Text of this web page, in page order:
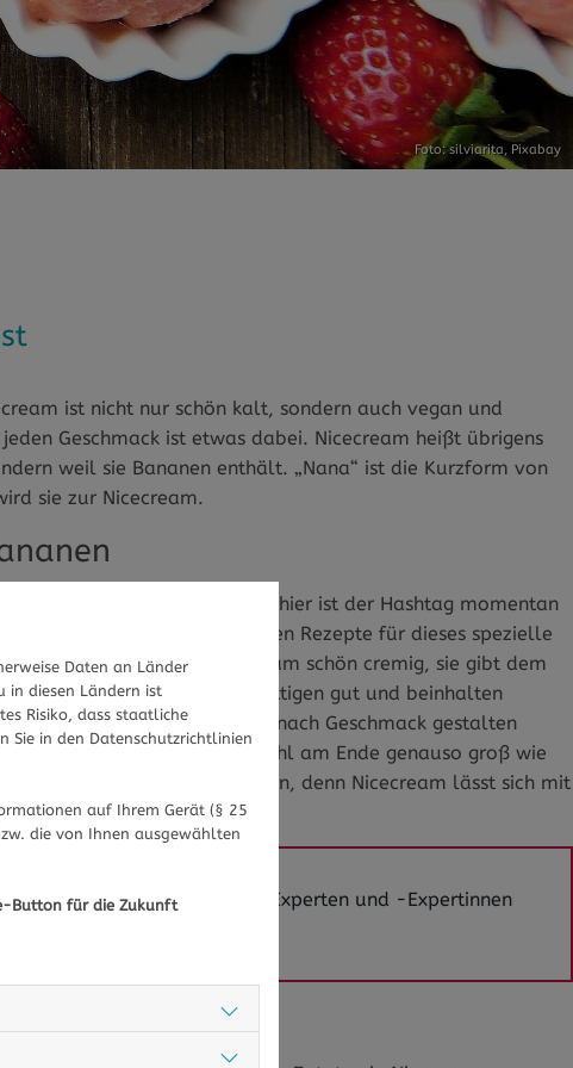
Foto: silviarita, Pixabay
ist nicht nur schön kalt, sondern auch vegan und
Geschmack ist etwas dabei. Nicecream heißt übrigens
weil sie Bananen enthält. „Nana“ ist die Kurzform von
sie zur Nicecream.
Influencern auf Instagram - hier ist der Hashtag momentan
sie die verschiedensten Rezepte für dieses spezielle
Durch sie wird die Nicecream schön cremig, sie gibt dem
sie ist vegan. Bananen sättigen gut und beinhalten
Zutaten, die das Rezept nach Geschmack gestalten
oder Kakao. So ist die Auswahl am Ende genauso groß wie
einmal das Haus verlassen, denn Nicecream lässt sich mit
einfach daheim machen.
Allgemeinen? Gesundheits-Experten und -Expertinnen
Daten an Länder
in diesen Ländern ist
Risiko, dass staatliche
Sie in den Datenschutzrichtlinien
auf Ihrem Gerät (§ 25
die von Ihnen ausgewählten
Button für die Zukunft